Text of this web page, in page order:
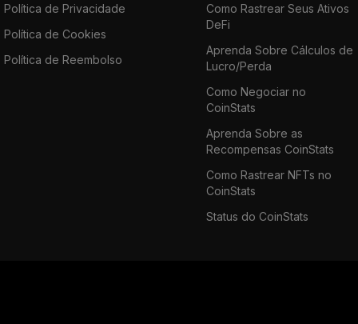
Política de Privacidade
Política de Cookies
Política de Reembolso
Como Rastrear Seus Ativos
DeFi
Aprenda Sobre Cálculos de
Lucro/Perda
Como Negociar no
CoinStats
Aprenda Sobre as
Recompensas CoinStats
Como Rastrear NFTs no
CoinStats
Status do CoinStats